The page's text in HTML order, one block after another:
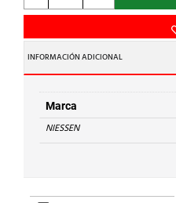
-
CON
GARRAS
SERIES
DE
LUJO
cantidad
INFORMACIÓN ADICIONAL
Marca
NIESSEN